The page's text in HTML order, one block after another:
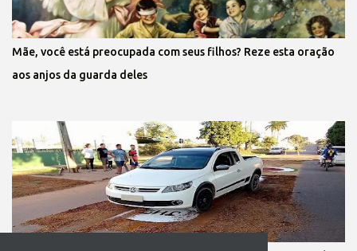
Mãe, você está preocupada com seus filhos? Reze esta oração
aos anjos da guarda deles